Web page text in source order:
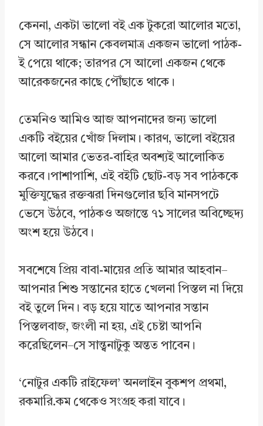
কেননা, একটা ভালো বই এক টুকরো আলোর মতো,
সে আলোর সন্ধান কেবলমাত্র একজন ভালো পাঠক-
ই পেয়ে থাকে; তারপর সে আলো একজন থেকে
আরেকজনের কাছে পৌঁছাতে থাকে।
তেমনিও আমিও আজ আপনাদের জন্য ভালো
একটি বইয়ের খোঁজ দিলাম। কারণ, ভালো বইয়ের
আলো আমার ভেতর-বাহির অবশ্যই আলোকিত
করবে।পাশাপাশি, এই বইটি ছোট-বড় সব পাঠককে
মুক্তিযুদ্ধের রক্তঝরা দিনগুলোর ছবি মানসপটে
ভেসে উঠবে, পাঠকও অজান্তে ৭১ সালের অবিচ্ছেদ্য
অংশ হয়ে উঠবে।
সবশেষে প্রিয় বাবা-মায়ের প্রতি আমার আহবান–
আপনার শিশু সন্তানের হাতে খেলনা পিস্তল না দিয়ে
বই তুলে দিন। বড় হয়ে যাতে আপনার সন্তান
পিস্তলবাজ, জংলী না হয়, এই চেষ্টা আপনি
করেছিলেন–সে সান্ত্বনাটুকু অন্তত পাবেন।
‘নোটুর একটি রাইফেল’ অনলাইন বুকশপ প্রথমা,
রকমারি.কম থেকেও সংগ্রহ করা যাবে।